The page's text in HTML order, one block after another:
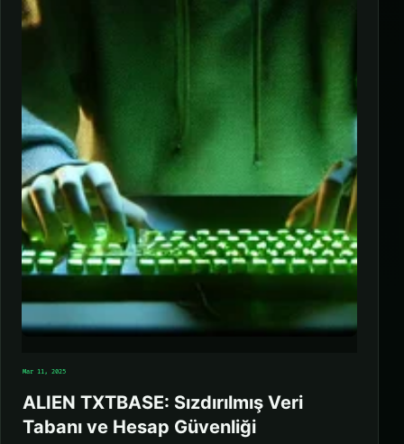
Mar 11, 2025
ALIEN TXTBASE: Sızdırılmış Veri
Tabanı ve Hesap Güvenliği